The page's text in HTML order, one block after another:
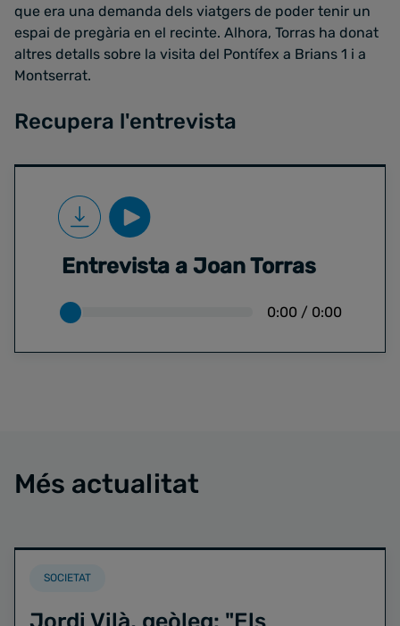
que era una demanda dels viatgers de poder tenir un
espai de pregària en el recinte. Alhora, Torras ha donat
altres detalls sobre la visita del Pontífex a Brians 1 i a
Montserrat.
Recupera l'entrevista
Entrevista a Joan Torras
0:00 / 0:00
Més actualitat
SOCIETAT